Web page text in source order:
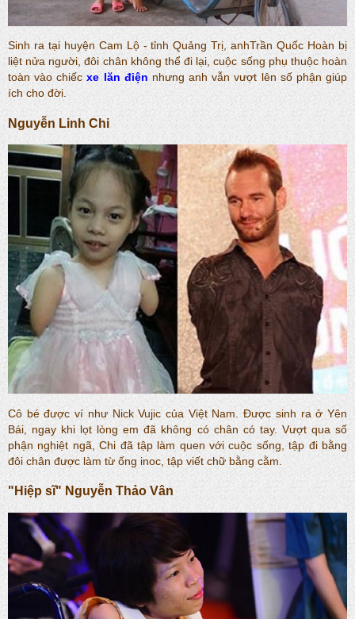
Sinh ra tại huyện Cam Lộ - tỉnh Quảng Trị, anhTrần Quốc Hoàn bị
liệt nửa người, đôi chân không thể đi lại, cuộc sống phụ thuộc hoàn
toàn vào chiếcxe lăn điệnnhưng anh vẫn vượt lên số phận giúp
ích cho đời.
Nguyễn Linh Chi
Cô bé được ví như Nick Vujic của Việt Nam. Được sinh ra ở Yên
Bái, ngay khi lọt lòng em đã không có chân có tay. Vượt qua số
phận nghiệt ngã, Chi đã tập làm quen với cuộc sống, tập đi bằng
đôi chân được làm từ ống inoc, tập viết chữ bằng cằm.
"Hiệp sĩ" Nguyễn Thảo Vân